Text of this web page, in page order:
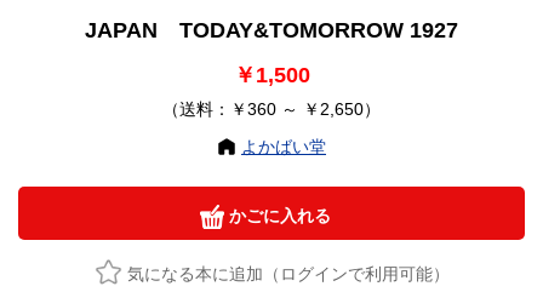
JAPAN TODAY&TOMORROW 1927
￥1,500
（送料：￥360 ～ ￥2,650）
よかばい堂
かごに入れる
気になる本に追加（ログインで利用可能）